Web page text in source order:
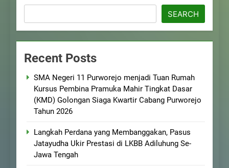
SEARCH
Recent Posts
SMA Negeri 11 Purworejo menjadi Tuan Rumah
Kursus Pembina Pramuka Mahir Tingkat Dasar
(KMD) Golongan Siaga Kwartir Cabang Purworejo
Tahun 2026
Langkah Perdana yang Membanggakan, Pasus
Jatayudha Ukir Prestasi di LKBB Adiluhung Se-
Jawa Tengah